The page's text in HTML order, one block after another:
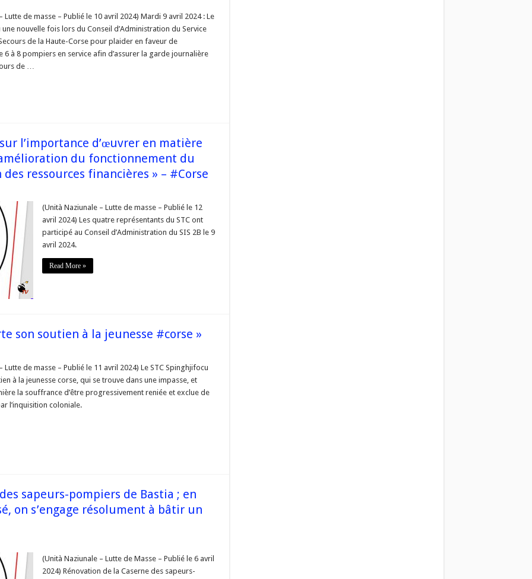
Lutte de masse – Publié le 10 avril 2024) Mardi 9 avril 2024 : Le
une nouvelle fois lors du Conseil d’Administration du Service
de la Haute-Corse pour plaider en faveur de
6 à 8 pompiers en service afin d’assurer la garde journalière
de …
l’importance d’œuvrer en matière
du fonctionnement du
ressources financières » – #Corse
»
(Unità Naziunale – Lutte de masse – Publié le 12
avril 2024) Les quatre représentants du STC ont
participé au Conseil d’Administration du SIS 2B le 9
avril 2024.
Read More »
son soutien à la jeunesse #corse »
Lutte de masse – Publié le 11 avril 2024) Le STC Spinghjifocu
à la jeunesse corse, qui se trouve dans une impasse, et
la souffrance d’être progressivement reniée et exclue de
l’inquisition coloniale.
sapeurs-pompiers de Bastia ; en
on s’engage résolument à bâtir un
(Unità Naziunale – Lutte de Masse – Publié le 6 avril
2024) Rénovation de la Caserne des sapeurs-